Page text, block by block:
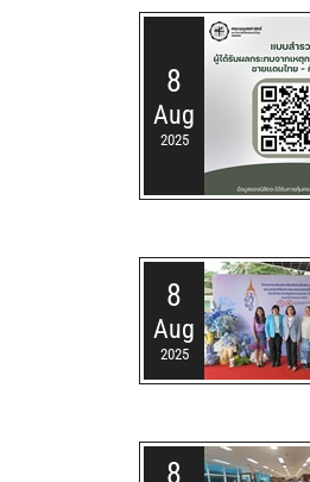
8
Aug
2025
8
Aug
2025
8